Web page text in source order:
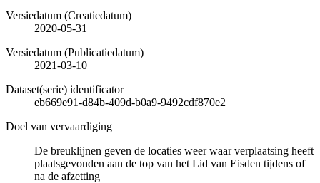
Versiedatum (Creatiedatum)
2020-05-31
Versiedatum (Publicatiedatum)
2021-03-10
Dataset(serie) identificator
eb669e91-d84b-409d-b0a9-9492cdf870e2
Doel van vervaardiging
De breuklijnen geven de locaties weer waar verplaatsing heeft
plaatsgevonden aan de top van het Lid van Eisden tijdens of
na de afzetting